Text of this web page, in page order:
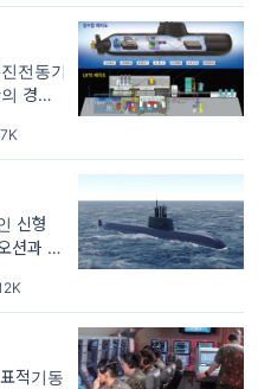
되었
전동기
경우
지원에
이 온
신형
션과 건
에 본격
적기동